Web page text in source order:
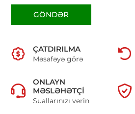
GÖNDƏR
ÇATDIRILMA
Məsafəyə görə
ONLAYN
MƏSLƏHƏTÇI
Suallarınızı verin